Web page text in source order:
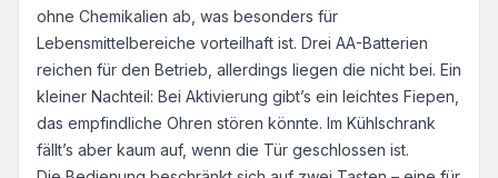
ohne Chemikalien ab, was besonders für
Lebensmittelbereiche vorteilhaft ist. Drei AA-Batterien
reichen für den Betrieb, allerdings liegen die nicht bei. Ein
kleiner Nachteil: Bei Aktivierung gibt’s ein leichtes Fiepen,
das empfindliche Ohren stören könnte. Im Kühlschrank
fällt’s aber kaum auf, wenn die Tür geschlossen ist.